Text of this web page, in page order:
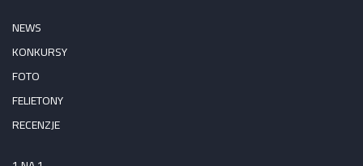
NEWS
KONKURSY
FOTO
FELIETONY
RECENZJE